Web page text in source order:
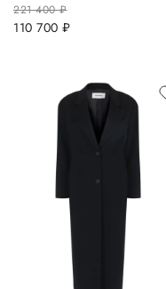
221 400руб.
110 700 руб.